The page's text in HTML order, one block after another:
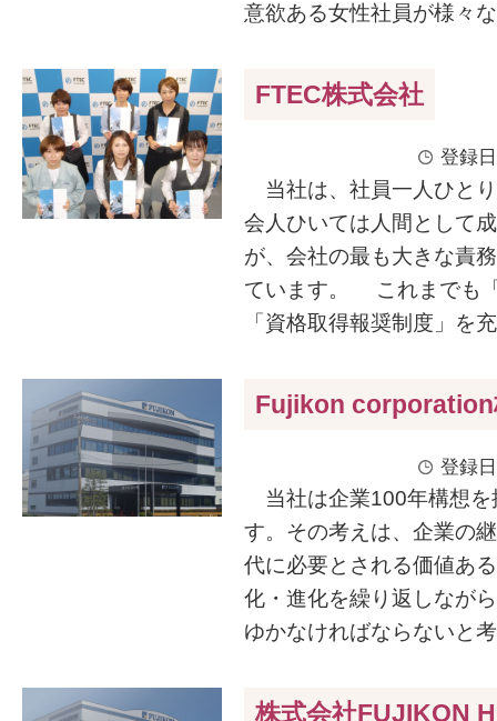
意欲ある女性社員が様々
FTEC株式会社
登録
当社は、社員一人ひと
会人ひいては人間として
が、会社の最も大きな責
ています。 これまでも
「資格取得報奨制度」を
Fujikon corporation
登録
当社は企業100年構想を
す。その考えは、企業の
代に必要とされる価値あ
化・進化を繰り返しなが
ゆかなければならないと
株式会社FUJIKON